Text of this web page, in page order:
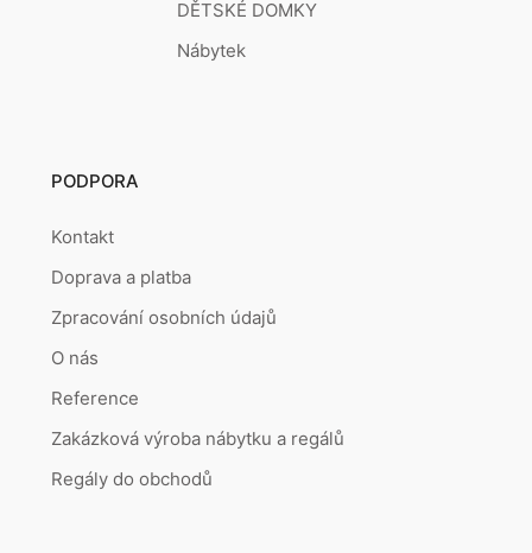
DĚTSKÉ DOMKY
Nábytek
PODPORA
Kontakt
Doprava a platba
Zpracování osobních údajů
O nás
Reference
Zakázková výroba nábytku a regálů
Regály do obchodů